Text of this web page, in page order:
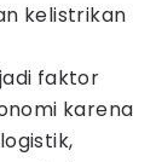
kelistrikan
faktor
karena